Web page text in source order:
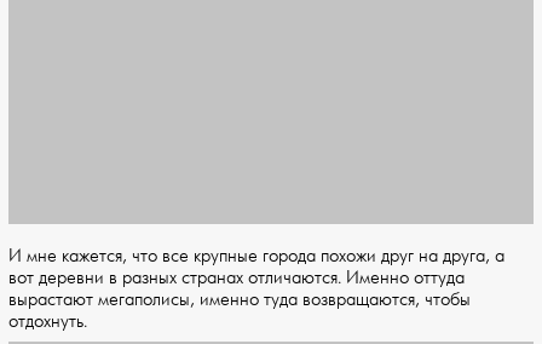
И мне кажется, что все крупные города похожи друг на друга, а
вот деревни в разных странах отличаются. Именно оттуда
вырастают мегаполисы, именно туда возвращаются, чтобы
отдохнуть.